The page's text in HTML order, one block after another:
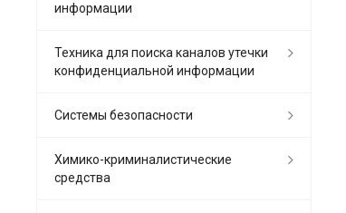
информации
Техника для поиска каналов утечки
конфиденциальной информации
Системы безопасности
Химико-криминалистические
средства